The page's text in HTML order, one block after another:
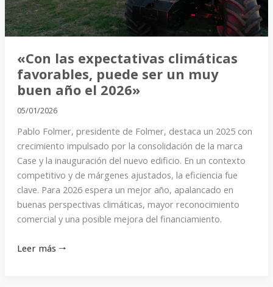
«Con las expectativas climáticas
favorables, puede ser un muy
buen año el 2026»
05/01/2026
Pablo Folmer, presidente de Folmer, destaca un 2025 con
crecimiento impulsado por la consolidación de la marca
Case y la inauguración del nuevo edificio. En un contexto
competitivo y de márgenes ajustados, la eficiencia fue
clave. Para 2026 espera un mejor año, apalancado en
buenas perspectivas climáticas, mayor reconocimiento
comercial y una posible mejora del financiamiento.
un
muy
buen
año
el
2026»
Leer más 🠒